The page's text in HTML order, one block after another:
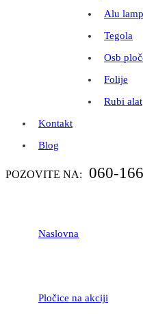
Alu
Tegola
Osb
Folije
Rubi alat
Kontakt
Blog
POZOVITE NA: 060-
Naslovna
Pločice na akciji